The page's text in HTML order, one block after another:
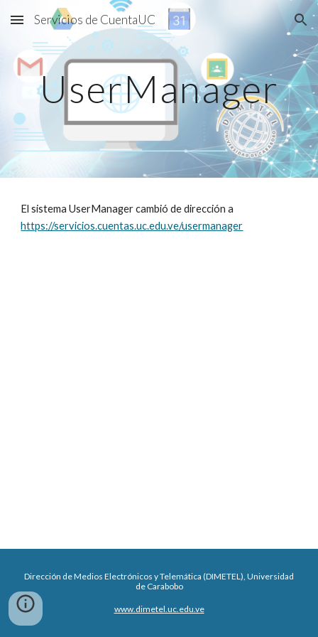
Skip to main content Skip to navigation
Servicios de CuentaUC
UserManager
El sistema UserManager cambió de dirección a
https://servicios.cuentas.uc.edu.ve/usermanager
Dirección de Medios Electrónicos y Telemática (DIMETEL), Universidad
de Carabobo
www.dimetel.uc.edu.ve